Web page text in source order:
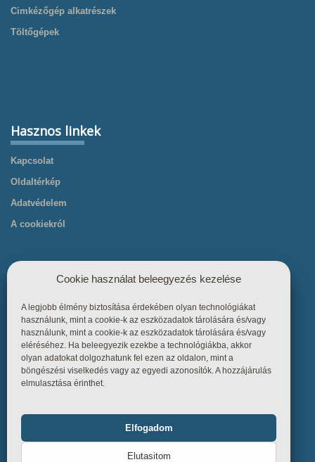
Cimkézőgép alkatrészek
Töltőgépek
Hasznos linkek
Kapcsolat
Oldaltérkép
Adatvédelem
A cookiekról
Hasznos linkek
Főoldal
Termékek
Tudástár
Üzletszabályzat
Cookie használat beleegyezés kezelése
A legjobb élmény biztosítása érdekében olyan technológiákat
használunk, mint a cookie-k az eszközadatok tárolására és/vagy
használunk, mint a cookie-k az eszközadatok tárolására és/vagy
eléréséhez. Ha beleegyezik ezekbe a technológiákba, akkor
olyan adatokat dolgozhatunk fel ezen az oldalon, mint a
böngészési viselkedés vagy az egyedi azonosítók. A hozzájárulás
elmulasztása érinthet.
Elfogadom
Elutasitom